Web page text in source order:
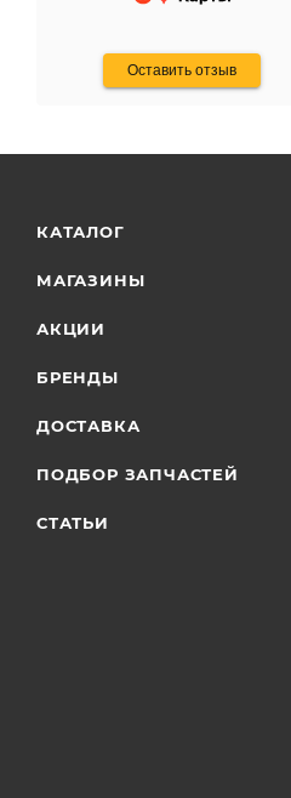
Оставить отзыв
КАТАЛОГ
МАГАЗИНЫ
АКЦИИ
БРЕНДЫ
ДОСТАВКА
ПОДБОР ЗАПЧАСТЕЙ
СТАТЬИ